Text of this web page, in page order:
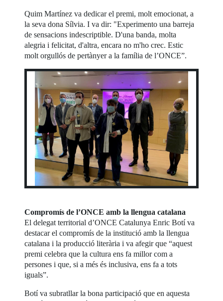
Quim Martínez va dedicar el premi, molt emocionat, a
la seva dona Sílvia. I va dir: "Experimento una barreja
de sensacions indescriptible. D'una banda, molta
alegria i felicitat, d'altra, encara no m'ho crec. Estic
molt orgullós de pertànyer a la família de l’ONCE”.
Compromís de l’ONCE amb la llengua catalana
El delegat territorial d’ONCE Catalunya Enric Botí va
destacar el compromís de la institució amb la llengua
catalana i la producció literària i va afegir que “aquest
premi celebra que la cultura ens fa millor com a
persones i que, si a més és inclusiva, ens fa a tots
iguals”.
Botí va subratllar la bona participació que en aquesta